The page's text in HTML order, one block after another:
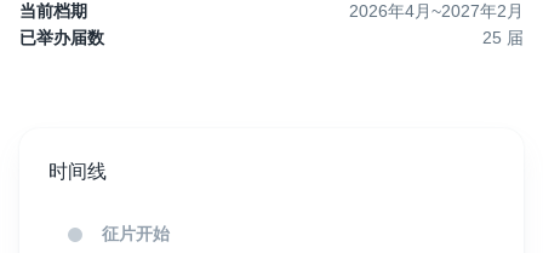
当前档期 2026年4月~2027年2月
已举办届数
25 届
时间线
征片开始